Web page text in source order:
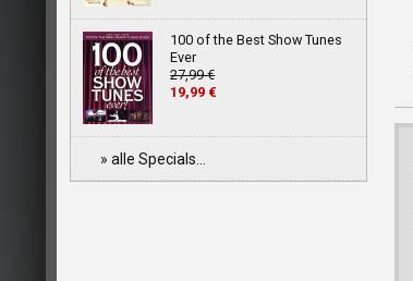
100 of the Best Show Tunes
Ever
27,99 €
19,99 €
» alle Specials...